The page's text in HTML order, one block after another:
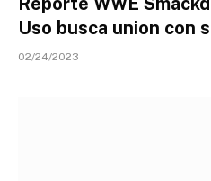
Uso busca union con
02/24/2023